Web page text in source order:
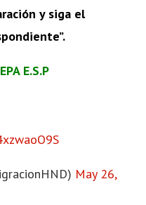
y siga el
E.S.P
May 26,